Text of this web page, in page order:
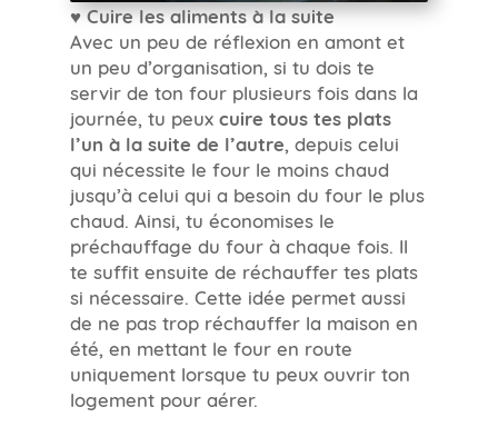
♥ Cuire les aliments à la suite
Avec un peu de réflexion en amont et
un peu d’organisation, si tu dois te
servir de ton four plusieurs fois dans la
journée, tu peux cuire tous tes plats
l’un à la suite de l’autre, depuis celui
qui nécessite le four le moins chaud
jusqu’à celui qui a besoin du four le plus
chaud. Ainsi, tu économises le
préchauffage du four à chaque fois. Il
te suffit ensuite de réchauffer tes plats
si nécessaire. Cette idée permet aussi
de ne pas trop réchauffer la maison en
été, en mettant le four en route
uniquement lorsque tu peux ouvrir ton
logement pour aérer.